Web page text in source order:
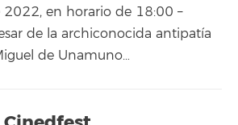
en horario de 18:00 –
de la archiconocida antipatía
de Unamuno…